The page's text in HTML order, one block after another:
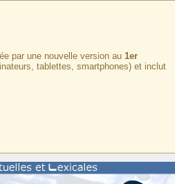
par une nouvelle version au 1er
tablettes, smartphones) et inclut